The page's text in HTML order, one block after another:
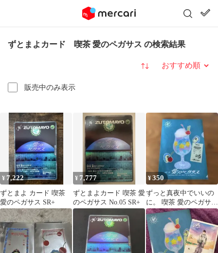
ずとまよカード 喫茶 愛のペガサス の検索結果
販売中のみ表示
並び替え
¥ 7,222
ずとまよ カード 喫茶
愛のペガサス SR+
¥ 7,777
ずとまよカード 喫茶 愛
のペガサス No.05 SR+
¥350
ずっと真夜中でいいの
に。 喫茶 愛のペガサス
クリアファイル